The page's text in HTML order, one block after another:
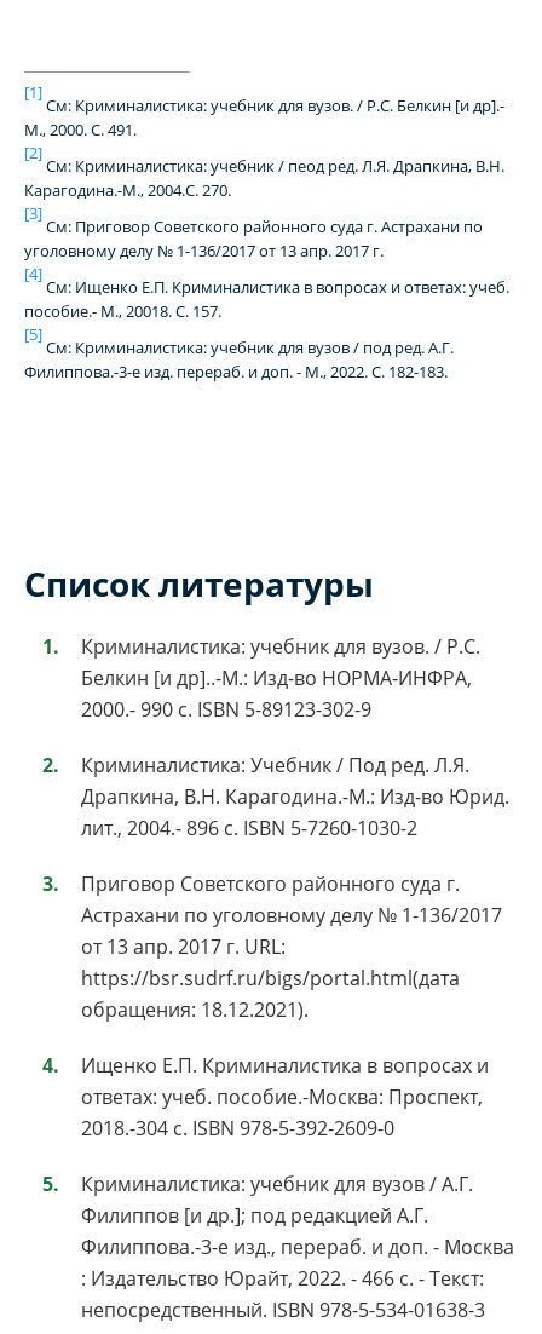
[1]
См: Криминалистика: учебник для вузов. / Р.С. Белкин [и др].-
М., 2000. С. 491.
[2]
См: Криминалистика: учебник / пеод ред. Л.Я. Драпкина, В.Н.
Карагодина.-М., 2004.С. 270.
[3]
См: Приговор Советского районного суда г. Астрахани по
уголовному делу № 1-136/2017 от 13 апр. 2017 г.
[4]
См: Ищенко Е.П. Криминалистика в вопросах и ответах: учеб.
пособие.- М., 20018. С. 157.
[5]
См: Криминалистика: учебник для вузов / под ред. А.Г.
Филиппова.-3-е изд. перераб. и доп. - М., 2022. С. 182-183.
Список литературы
Криминалистика: учебник для вузов. / Р.С.
Белкин [и др]..-М.: Изд-во НОРМА-ИНФРА,
2000.- 990 с. ISBN 5-89123-302-9
Криминалистика: Учебник / Под ред. Л.Я.
Драпкина, В.Н. Карагодина.-М.: Изд-во Юрид.
лит., 2004.- 896 с. ISBN 5-7260-1030-2
Приговор Советского районного суда г.
Астрахани по уголовному делу № 1-136/2017
от 13 апр. 2017 г. URL:
https://bsr.sudrf.ru/bigs/portal.html(дата
обращения: 18.12.2021).
Ищенко Е.П. Криминалистика в вопросах и
ответах: учеб. пособие.-Москва: Проспект,
2018.-304 с. ISBN 978-5-392-2609-0
Криминалистика: учебник для вузов / А.Г.
Филиппов [и др.]; под редакцией А.Г.
Филиппова.-3-е изд., перераб. и доп. - Москва
: Издательство Юрайт, 2022. - 466 с. - Текст:
непосредственный. ISBN 978-5-534-01638-3